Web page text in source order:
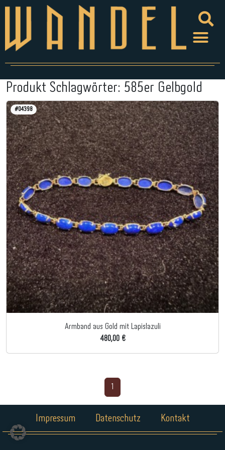
Produkt Schlagwörter: 585er Gelbgold
#04398
Armband aus Gold mit Lapislazuli
480,00 €
Impressum Datenschutz Kontakt